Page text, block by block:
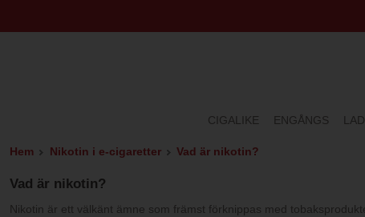
CIGALIKE ENGÅNGS
Hem Nikotin i e-cigaretter Vad är nikotin?
Vad är nikotin?
Nikotin är ett välkänt ämne som främst förknippas med